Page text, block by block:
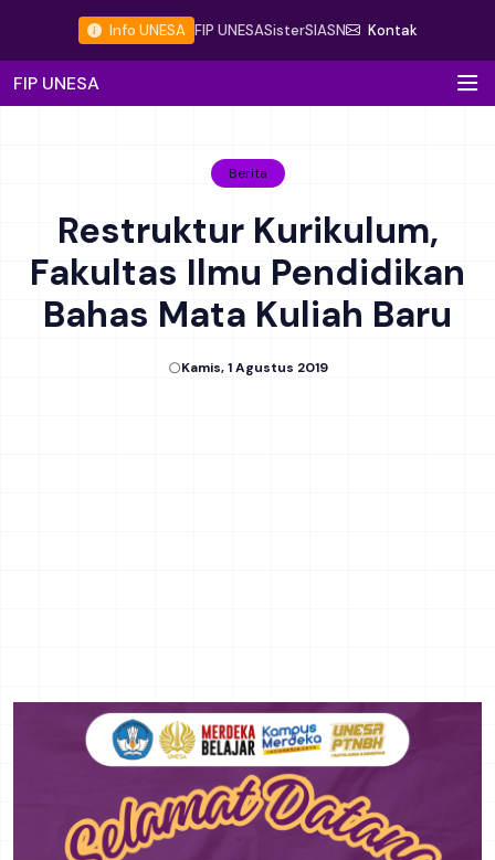
Info UNESA FIP UNESASisterSIASN Kontak
FIP UNESA
Berita
Restruktur Kurikulum,
Fakultas Ilmu Pendidikan
Bahas Mata Kuliah Baru
Kamis, 1 Agustus 2019